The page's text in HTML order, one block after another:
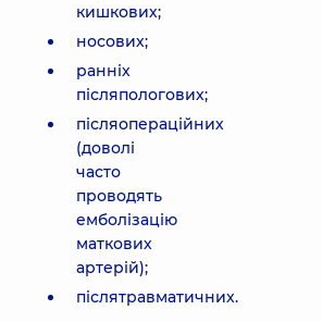
кишкових;
носових;
ранніх
післяпологових;
післяопераційних
(доволі
часто
проводять
емболізацію
маткових
артерій);
післятравматичних.